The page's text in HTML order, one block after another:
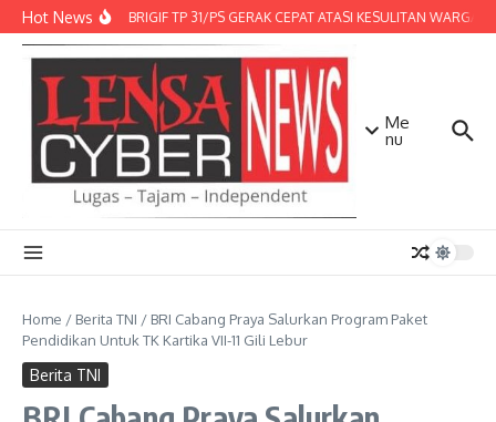
Lewati ke konten
Hot NewsDENMA BRIGIF TP 31/PS GERAK CEPAT ATASI KESULITAN WARGA,
Me
nu
Home / Berita TNI / BRI Cabang Praya Salurkan Program Paket
Pendidikan Untuk TK Kartika VII-11 Gili Lebur
Berita TNI